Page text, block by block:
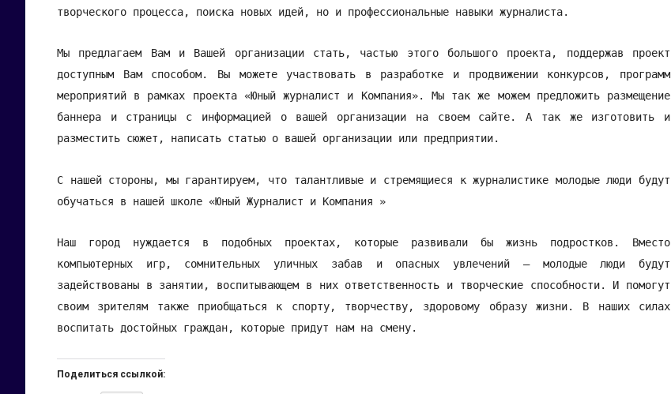
творческого процесса, поиска новых идей, но и профессиональные навыки журналиста.
Мы предлагаем Вам и Вашей организации стать, частью этого большого проекта, поддержав проект
доступным Вам способом. Вы можете участвовать в разработке и продвижении конкурсов, программ
мероприятий в рамках проекта «Юный журналист и Компания». Мы так же можем предложить размещение
баннера и страницы с информацией о вашей организации на своем сайте. А так же изготовить и
разместить сюжет, написать статью о вашей организации или предприятии.
С нашей стороны, мы гарантируем, что талантливые и стремящиеся к журналистике молодые люди будут
обучаться в нашей школе «Юный Журналист и Компания »
Наш город нуждается в подобных проектах, которые развивали бы жизнь подростков. Вместо
компьютерных игр, сомнительных уличных забав и опасных увлечений – молодые люди будут
задействованы в занятии, воспитывающем в них ответственность и творческие способности. И помогут
своим зрителям также приобщаться к спорту, творчеству, здоровому образу жизни. В наших силах
воспитать достойных граждан, которые придут нам на смену.
Поделиться ссылкой: